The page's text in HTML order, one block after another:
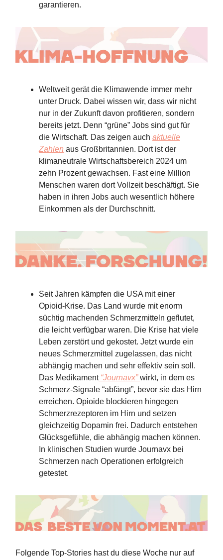
garantieren.
Weltweit gerät die Klimawende immer mehr
unter Druck. Dabei wissen wir, dass wir nicht
nur in der Zukunft davon profitieren, sondern
bereits jetzt. Denn “grüne” Jobs sind gut für
die Wirtschaft. Das zeigen auch aktuelle
Zahlen aus Großbritannien. Dort ist der
klimaneutrale Wirtschaftsbereich 2024 um
zehn Prozent gewachsen. Fast eine Million
Menschen waren dort Vollzeit beschäftigt. Sie
haben in ihren Jobs auch wesentlich höhere
Einkommen als der Durchschnitt.
Seit Jahren kämpfen die USA mit einer
Opioid-Krise. Das Land wurde mit enorm
süchtig machenden Schmerzmitteln geflutet,
die leicht verfügbar waren. Die Krise hat viele
Leben zerstört und gekostet. Jetzt wurde ein
neues Schmerzmittel zugelassen, das nicht
abhängig machen und sehr effektiv sein soll.
Das Medikament“Journavx”wirkt, in dem es
Schmerz-Signale “abfängt”, bevor sie das Hirn
erreichen. Opioide blockieren hingegen
Schmerzrezeptoren im Hirn und setzen
gleichzeitig Dopamin frei. Dadurch entstehen
Glücksgefühle, die abhängig machen können.
In klinischen Studien wurde Journavx bei
Schmerzen nach Operationen erfolgreich
getestet.
Folgende Top-Stories hast du diese Woche nur auf